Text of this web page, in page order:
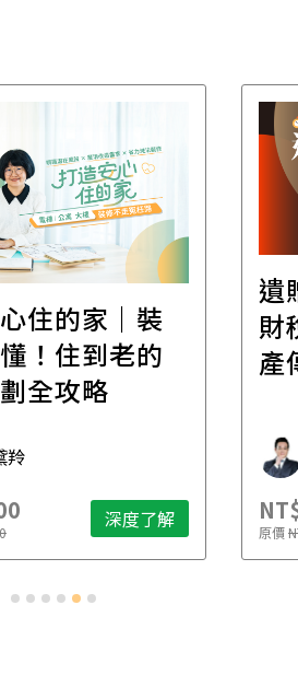
住的家｜裝
！住到老的
全攻略
羚
深度了解
遺
財
產
原價